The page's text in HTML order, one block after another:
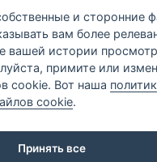
и сторонние
вам более
вашей истории
примите или
cookie. Вот наша
cookie.
Принять все